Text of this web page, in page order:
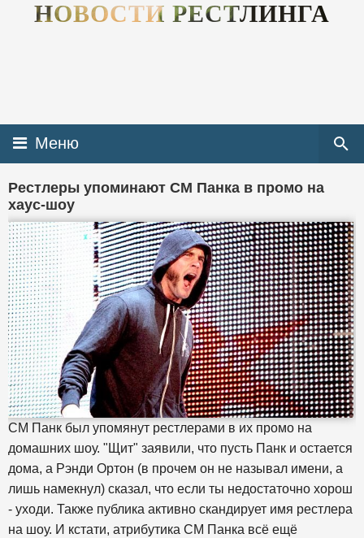
НОВОСТИ РЕСТЛИНГА
Меню
Рестлеры упоминают СМ Панка в промо на
хаус-шоу
СМ Панк был упомянут рестлерами в их промо на
домашних шоу. "Щит" заявили, что пусть Панк и остается
дома, а Рэнди Ортон (в прочем он не называл имени, а
лишь намекнул) сказал, что если ты недостаточно хорош
- уходи. Также публика активно скандирует имя рестлера
на шоу. И кстати, атрибутика СМ Панка всё ещё